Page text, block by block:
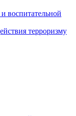
воспитательной
терроризму